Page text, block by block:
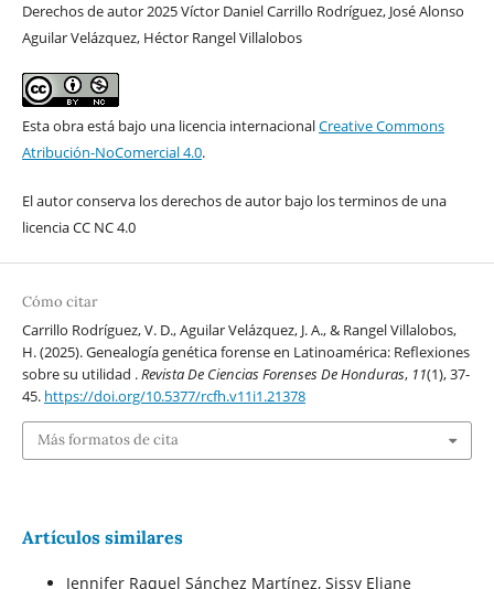
Derechos de autor 2025 Víctor Daniel Carrillo Rodríguez, José Alonso
Aguilar Velázquez, Héctor Rangel Villalobos
Esta obra está bajo una licencia internacionalCreative Commons
Atribución-NoComercial 4.0.
El autor conserva los derechos de autor bajo los terminos de una
licencia CC NC 4.0
Cómo citar
Carrillo Rodríguez, V. D., Aguilar Velázquez, J. A., & Rangel Villalobos,
H. (2025). Genealogía genética forense en Latinoamérica: Reflexiones
sobre su utilidad .Revista De Ciencias Forenses De Honduras, 11(1), 37-
45. https://doi.org/10.5377/rcfh.v11i1.21378
Más formatos de cita
Artículos similares
Jennifer Raquel Sánchez Martínez, Sissy Eliane